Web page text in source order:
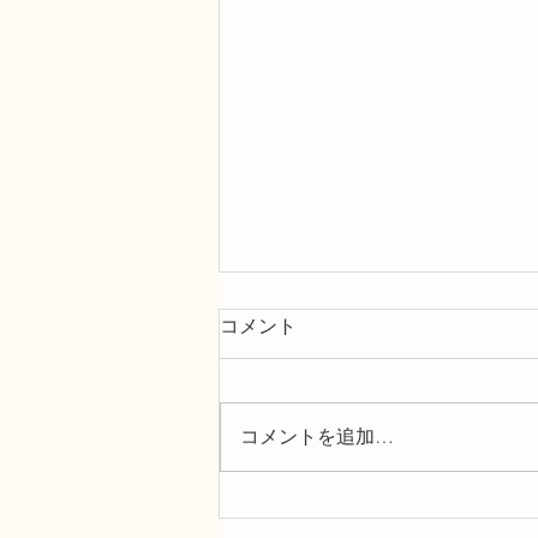
ちょっと遅めのサマーキャン
コメント
コメントを追加…